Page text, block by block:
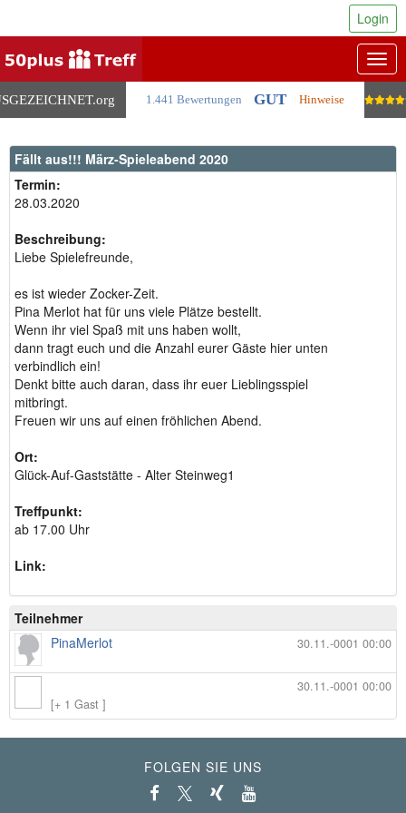
.org 1.441 Bewertungen GUT Hinweise
Login
Fällt aus!!! März-Spieleabend 2020
Termin:
28.03.2020
Beschreibung:
Liebe Spielefreunde,
es ist wieder Zocker-Zeit.
Pina Merlot hat für uns viele Plätze bestellt.
Wenn ihr viel Spaß mit uns haben wollt,
dann tragt euch und die Anzahl eurer Gäste hier unten
verbindlich ein!
Denkt bitte auch daran, dass ihr euer Lieblingsspiel
mitbringt.
Freuen wir uns auf einen fröhlichen Abend.
Ort:
Glück-Auf-Gaststätte - Alter Steinweg1
Treffpunkt:
ab 17.00 Uhr
Link:
Teilnehmer
30.11.-0001 00:00
PinaMerlot
30.11.-0001 00:00
[+ 1 Gast ]
FOLGEN SIE UNS